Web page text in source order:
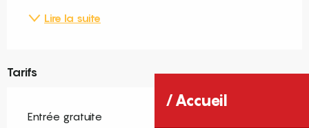
Accueil
Lire la suite
Tarifs
Entrée gratuite